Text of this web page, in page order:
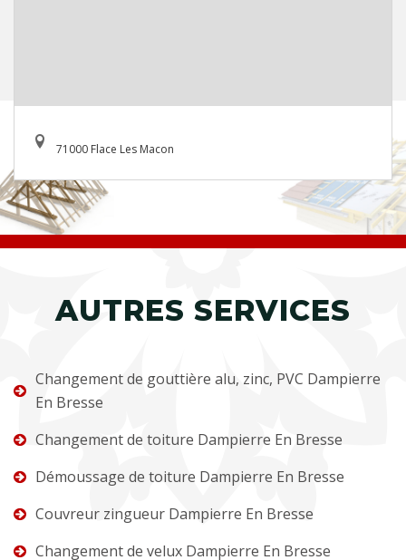
71000 Flace Les Macon
AUTRES SERVICES
Changement de gouttière alu, zinc, PVC Dampierre
En Bresse
Changement de toiture Dampierre En Bresse
Démoussage de toiture Dampierre En Bresse
Couvreur zingueur Dampierre En Bresse
Changement de velux Dampierre En Bresse